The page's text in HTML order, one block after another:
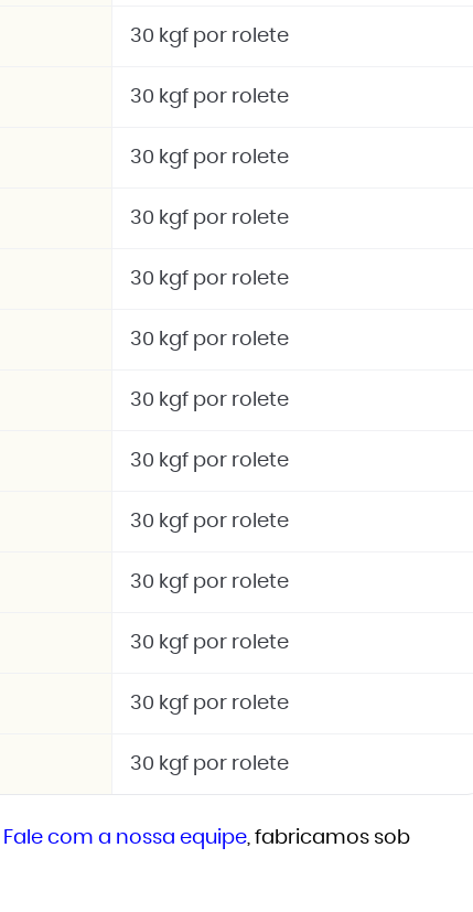
30 kgf por rolete
30 kgf por rolete
30 kgf por rolete
30 kgf por rolete
30 kgf por rolete
30 kgf por rolete
30 kgf por rolete
30 kgf por rolete
30 kgf por rolete
30 kgf por rolete
30 kgf por rolete
30 kgf por rolete
30 kgf por rolete
Fale com a nossa equipe, fabricamos sob